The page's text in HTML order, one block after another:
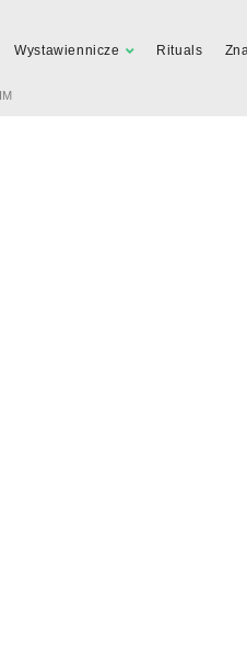
Wystawiennicze Rituals